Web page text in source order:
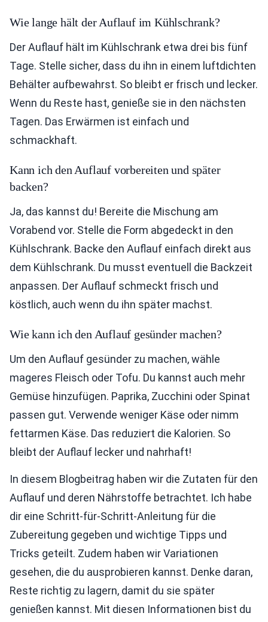
Wie lange hält der Auflauf im Kühlschrank?
Der Auflauf hält im Kühlschrank etwa drei bis fünf
Tage. Stelle sicher, dass du ihn in einem luftdichten
Behälter aufbewahrst. So bleibt er frisch und lecker.
Wenn du Reste hast, genieße sie in den nächsten
Tagen. Das Erwärmen ist einfach und
schmackhaft.
Kann ich den Auflauf vorbereiten und später
backen?
Ja, das kannst du! Bereite die Mischung am
Vorabend vor. Stelle die Form abgedeckt in den
Kühlschrank. Backe den Auflauf einfach direkt aus
dem Kühlschrank. Du musst eventuell die Backzeit
anpassen. Der Auflauf schmeckt frisch und
köstlich, auch wenn du ihn später machst.
Wie kann ich den Auflauf gesünder machen?
Um den Auflauf gesünder zu machen, wähle
mageres Fleisch oder Tofu. Du kannst auch mehr
Gemüse hinzufügen. Paprika, Zucchini oder Spinat
passen gut. Verwende weniger Käse oder nimm
fettarmen Käse. Das reduziert die Kalorien. So
bleibt der Auflauf lecker und nahrhaft!
In diesem Blogbeitrag haben wir die Zutaten für den
Auflauf und deren Nährstoffe betrachtet. Ich habe
dir eine Schritt-für-Schritt-Anleitung für die
Zubereitung gegeben und wichtige Tipps und
Tricks geteilt. Zudem haben wir Variationen
gesehen, die du ausprobieren kannst. Denke daran,
Reste richtig zu lagern, damit du sie später
genießen kannst. Mit diesen Informationen bist du